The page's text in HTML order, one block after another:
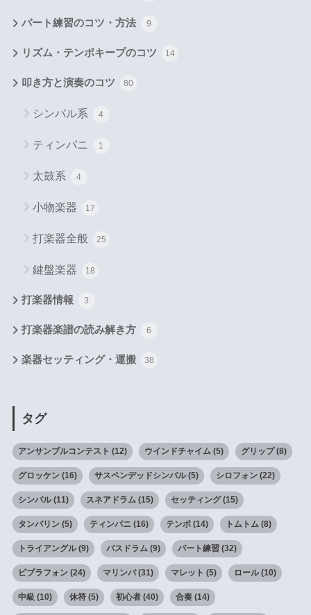
パート練習のコツ・方法 9
リズム・テンポキープのコツ 14
叩き方と演奏のコツ 80
シンバル系 4
ティンパニ 1
太鼓系 4
小物楽器 17
打楽器全般 25
鍵盤楽器 18
打楽器情報 3
打楽器楽譜の読み解き方 6
楽器セッティング・運搬 38
タグ
アンサンブルコンテスト (12) ウインドチャイム(5) グリップ(8)
グロッケン(16) サスペンデッドシンバル(5) シロフォン(22)
シンバル(11) スネアドラム(15) セッティング(15)
タンバリン(5) ティンパニ(16) テンポ(14) トムトム(8)
トライアングル(9) バスドラム(9) パート練習(32)
ビブラフォン(24) マリンバ(31) マレット (5) ロール(10)
中級 (10) 休符(5) 初心者(40) 合奏(14)